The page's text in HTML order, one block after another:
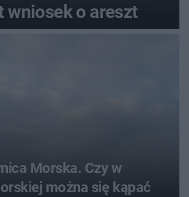
wniosek o areszt
Morska. Czy w
można się kąpać